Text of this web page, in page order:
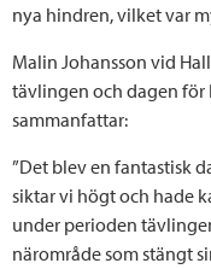
nya hindren, vilket var
Malin Johansson vid
tävlingen och dagen för
sammanfattar:
”Det blev en fantastisk
siktar vi högt och hade
under perioden
närområde som stängt